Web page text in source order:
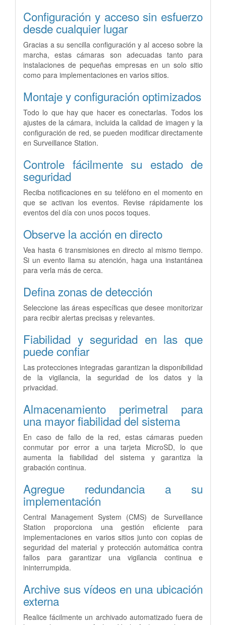
Configuración y acceso sin esfuerzo
desde cualquier lugar
Gracias a su sencilla configuración y al acceso sobre la
marcha, estas cámaras son adecuadas tanto para
instalaciones de pequeñas empresas en un solo sitio
como para implementaciones en varios sitios.
Montaje y configuración optimizados
Todo lo que hay que hacer es conectarlas. Todos los
ajustes de la cámara, incluida la calidad de imagen y la
configuración de red, se pueden modificar directamente
en Surveillance Station.
Controle fácilmente su estado de
seguridad
Reciba notificaciones en su teléfono en el momento en
que se activan los eventos. Revise rápidamente los
eventos del día con unos pocos toques.
Observe la acción en directo
Vea hasta 6 transmisiones en directo al mismo tiempo.
Si un evento llama su atención, haga una instantánea
para verla más de cerca.
Defina zonas de detección
Seleccione las áreas específicas que desee monitorizar
para recibir alertas precisas y relevantes.
Fiabilidad y seguridad en las que
puede confiar
Las protecciones integradas garantizan la disponibilidad
de la vigilancia, la seguridad de los datos y la
privacidad.
Almacenamiento perimetral para
una mayor fiabilidad del sistema
En caso de fallo de la red, estas cámaras pueden
conmutar por error a una tarjeta MicroSD, lo que
aumenta la fiabilidad del sistema y garantiza la
grabación continua.
Agregue redundancia a su
implementación
Central Management System (CMS) de Surveillance
Station proporciona una gestión eficiente para
implementaciones en varios sitios junto con copias de
seguridad del material y protección automática contra
fallos para garantizar una vigilancia continua e
ininterrumpida.
Archive sus vídeos en una ubicación
externa
Realice fácilmente un archivado automatizado fuera de